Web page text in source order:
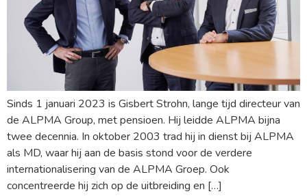
Sinds 1 januari 2023 is Gisbert Strohn, lange tijd directeur van
de ALPMA Group, met pensioen. Hij leidde ALPMA bijna
twee decennia. In oktober 2003 trad hij in dienst bij ALPMA
als MD, waar hij aan de basis stond voor de verdere
internationalisering van de ALPMA Groep. Ook
concentreerde hij zich op de uitbreiding en […]